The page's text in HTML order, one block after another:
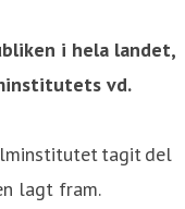
i hela landet,
vd.
tagit del
lagt fram.